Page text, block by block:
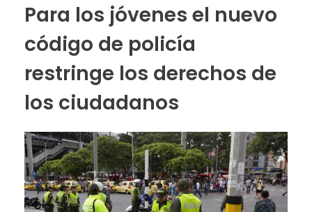
Para los jóvenes el nuevo
código de policía
restringe los derechos de
los ciudadanos